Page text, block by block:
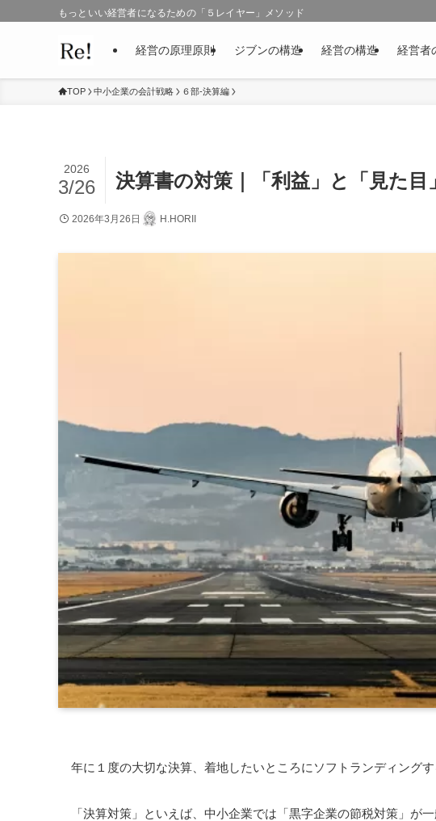
もっといい経営者になるための「５レイヤー」メソッド
経営の原理原則 ジブンの構造 経営の構造 経営者
TOP 中小企業の会計戦略 ６部-決算編
決算書の対策｜「利益」と「見た目
2026
3/26
2026年3月26日 H.HORII
年に１度の大切な決算、着地したいところにソフトランディング
「決算対策」といえば、中小企業では「黒字企業の節税対策」が